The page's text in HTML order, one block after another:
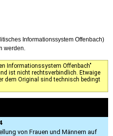
Informationssystem Offenbach)
werden.
Informationssystem Offenbach"
ist nicht rechtsverbindlich. Etwaige
dem Original sind technisch bedingt
von Frauen und Männern auf